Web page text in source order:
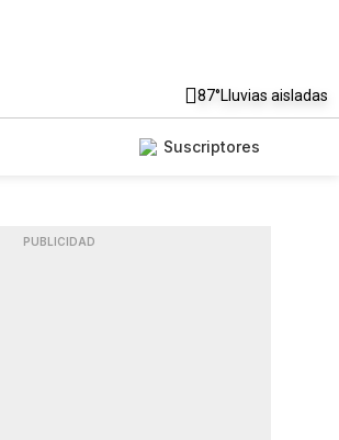
87°Lluvias aisladas
Suscriptores
PUBLICIDAD